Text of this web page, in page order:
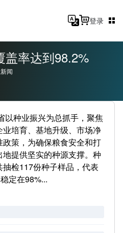
登录
盖率达到98.2%
闻
以种业振兴为总抓手，聚焦
培育、基地升级、市场净
策，为确保粮食安全和打
提供坚实的种源支撑。种
检117份种子样品，代表
定在98%...